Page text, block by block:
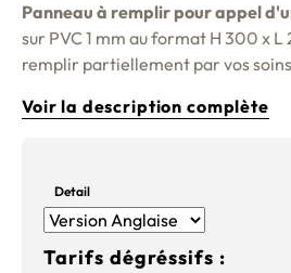
Panneau à remplir pour appel
sur PVC 1 mm au format H 300 x
remplir partiellement par vos
Voir la description complète
Detail
Tarifs dégréssifs :